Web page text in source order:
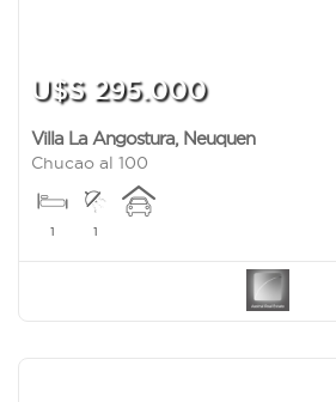
U$S 295.000
Villa La Angostura, Neuquen
Chucao al 100
1 1